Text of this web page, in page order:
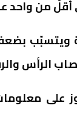
أقلّ من واحد
الرأس